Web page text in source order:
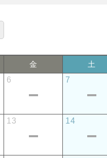
金
土
6 7
13 14